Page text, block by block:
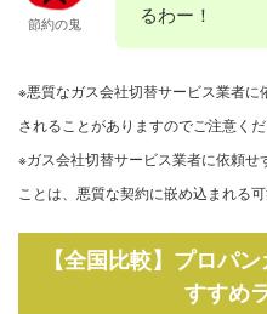
節約の鬼
るわー！
※悪質なガス会社切替サービス業者
されることがありますのでご注意くだ
※ガス会社切替サービス業者に依頼
ことは、悪質な契約に嵌め込まれる
【全国比較】プロパ
すすめ